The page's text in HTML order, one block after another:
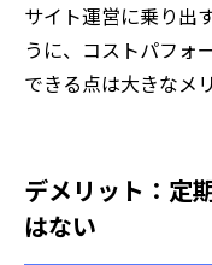
サイト運営に乗り出
うに、コストパフォ
できる点は大きなメ
デメリット：定
はない